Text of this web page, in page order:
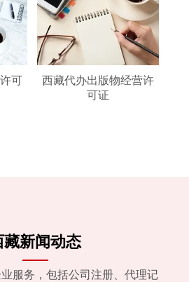
可
西藏代办出版物经营许
可证
藏新闻动态
服务，包括公司注册、代理记